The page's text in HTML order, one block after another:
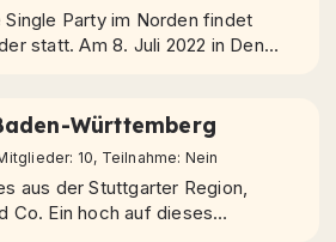
Party im Norden findet
Juli 2022 in Den
Württemberg
10, Teilnahme: Nein
aus der Stuttgarter Region,
Co. Ein hoch auf dieses